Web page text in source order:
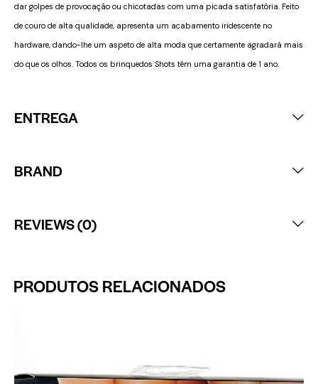
dar golpes de provocação ou chicotadas com uma picada satisfatória. Feito
de couro de alta qualidade, apresenta um acabamento iridescente no
hardware, dando-lhe um aspeto de alta moda que certamente agradará mais
do que os olhos. Todos os brinquedos Shots têm uma garantia de 1 ano.
ENTREGA
BRAND
REVIEWS (0)
PRODUTOS RELACIONADOS